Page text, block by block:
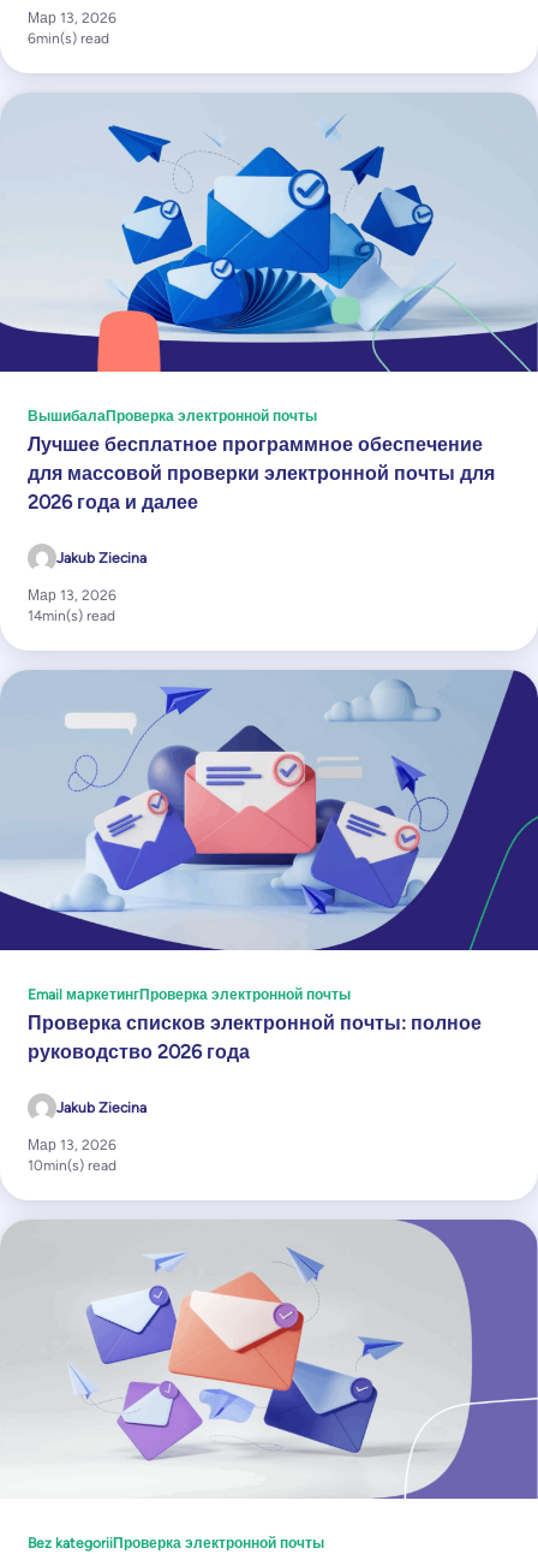
Мар 13, 2026
6min(s) read
ВышибалаПроверка электронной почты
Лучшее бесплатное программное обеспечение
для массовой проверки электронной почты для
2026 года и далее
Jakub Ziecina
Мар 13, 2026
14min(s) read
Email маркетингПроверка электронной почты
Проверка списков электронной почты: полное
руководство 2026 года
Jakub Ziecina
Мар 13, 2026
10min(s) read
Bez kategoriiПроверка электронной почты